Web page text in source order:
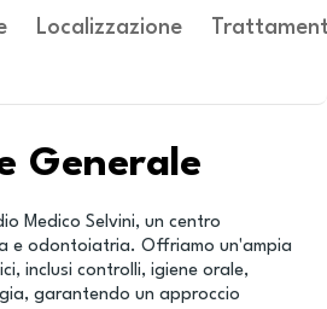
Localizzazione
Generale
Medico Selvini, un centro
e odontoiatria. Offriamo un'ampia
inclusi controlli, igiene orale,
garantendo un approccio